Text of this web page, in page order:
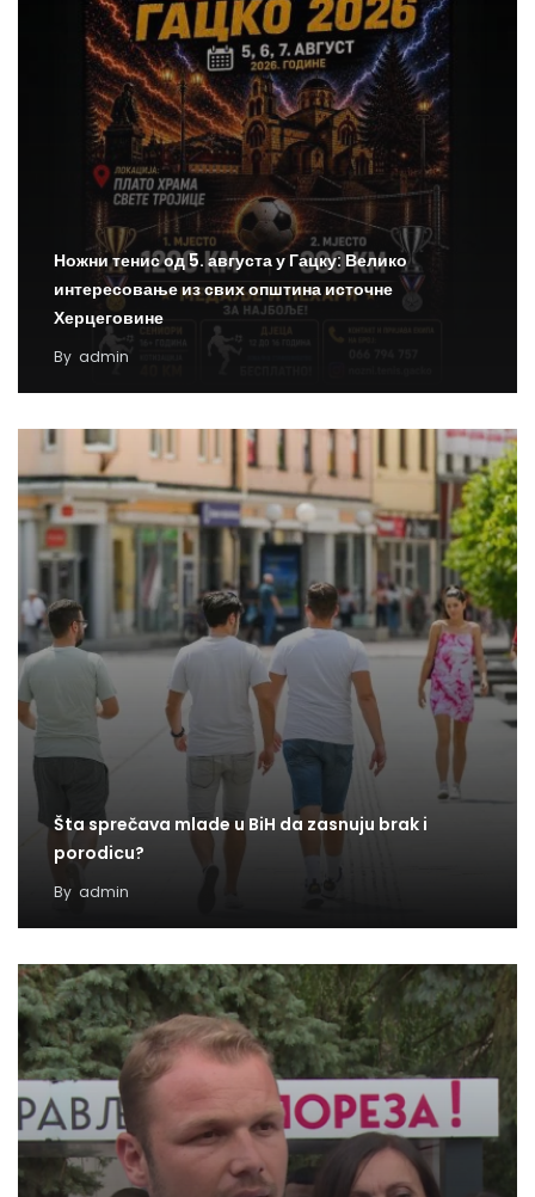
Ножни тенис од 5. августа у Гацку: Велико
интересовање из свих општина источне
Херцеговине
By admin
Šta sprečava mlade u BiH da zasnuju brak i
porodicu?
By admin